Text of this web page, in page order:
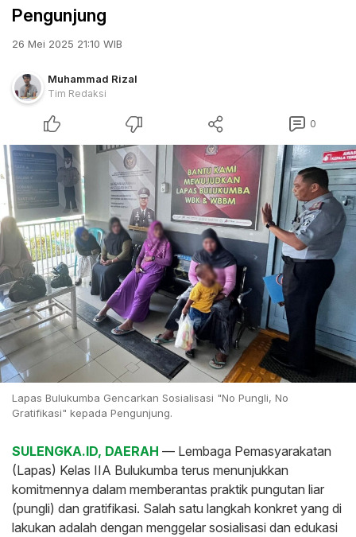
Pengunjung
26 Mei 2025 21:10 WIB
Muhammad Rizal
Tim Redaksi
0
Lapas Bulukumba Gencarkan Sosialisasi "No Pungli, No
Gratifikasi" kepada Pengunjung.
SULENGKA.ID, DAERAH — Lembaga Pemasyarakatan
(Lapas) Kelas IIA Bulukumba terus menunjukkan
komitmennya dalam memberantas praktik pungutan liar
(pungli) dan gratifikasi. Salah satu langkah konkret yang di
lakukan adalah dengan menggelar sosialisasi dan edukasi